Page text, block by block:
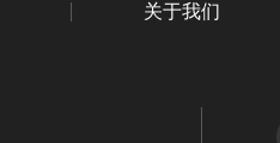
关于我们